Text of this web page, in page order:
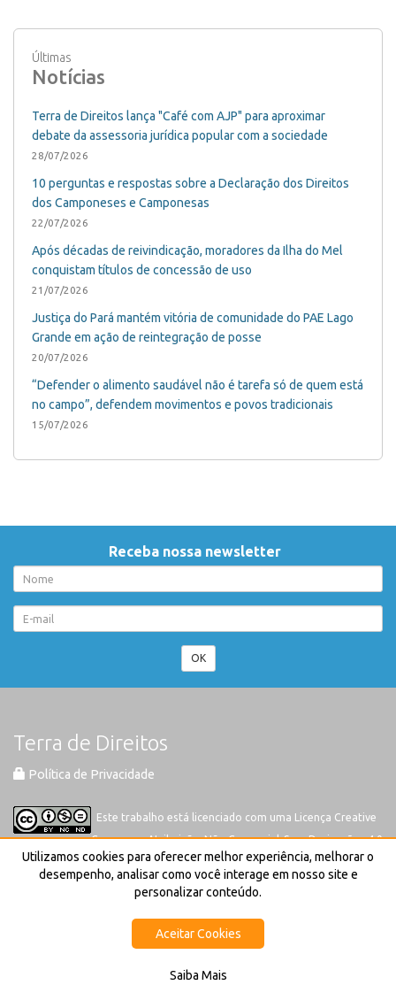
Últimas
Notícias
Terra de Direitos lança "Café com AJP" para aproximar
debate da assessoria jurídica popular com a sociedade
28/07/2026
10 perguntas e respostas sobre a Declaração dos Direitos
dos Camponeses e Camponesas
22/07/2026
Após décadas de reivindicação, moradores da Ilha do Mel
conquistam títulos de concessão de uso
21/07/2026
Justiça do Pará mantém vitória de comunidade do PAE Lago
Grande em ação de reintegração de posse
20/07/2026
“Defender o alimento saudável não é tarefa só de quem está
no campo”, defendem movimentos e povos tradicionais
15/07/2026
Receba nossa newsletter
OK
Terra de Direitos
Política de Privacidade
Este trabalho está licenciado com uma Licença Creative
Commons-Atribuição-Não Comercial-Sem Derivações 4.0
Internacional
Utilizamos cookies para oferecer melhor experiência, melhorar o
desempenho, analisar como você interage em nosso site e
personalizar conteúdo.
Aceitar Cookies
Saiba Mais